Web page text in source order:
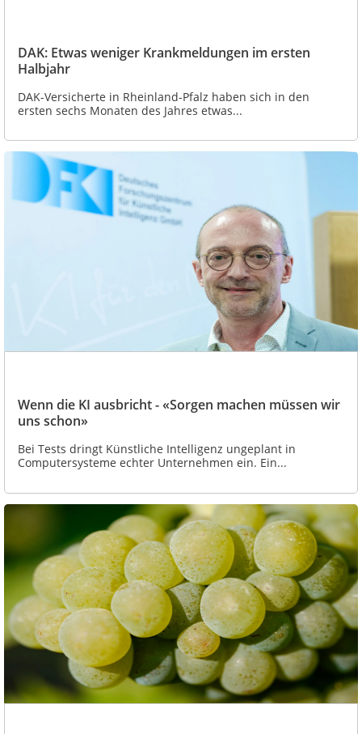
DAK: Etwas weniger Krankmeldungen im ersten
Halbjahr
DAK-Versicherte in Rheinland-Pfalz haben sich in den
ersten sechs Monaten des Jahres etwas...
Wenn die KI ausbricht - «Sorgen machen müssen wir
uns schon»
Bei Tests dringt Künstliche Intelligenz ungeplant in
Computersysteme echter Unternehmen ein. Ein...